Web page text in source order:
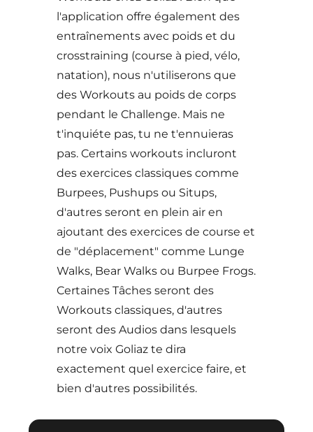
l'application offre également des
entraînements avec poids et du
crosstraining (course à pied, vélo,
natation), nous n'utiliserons que
des Workouts au poids de corps
pendant le Challenge. Mais ne
t'inquiéte pas, tu ne t'ennuieras
pas. Certains workouts incluront
des exercices classiques comme
Burpees, Pushups ou Situps,
d'autres seront en plein air en
ajoutant des exercices de course et
de "déplacement" comme Lunge
Walks, Bear Walks ou Burpee Frogs.
Certaines Tâches seront des
Workouts classiques, d'autres
seront des Audios dans lesquels
notre voix Goliaz te dira
exactement quel exercice faire, et
bien d'autres possibilités.